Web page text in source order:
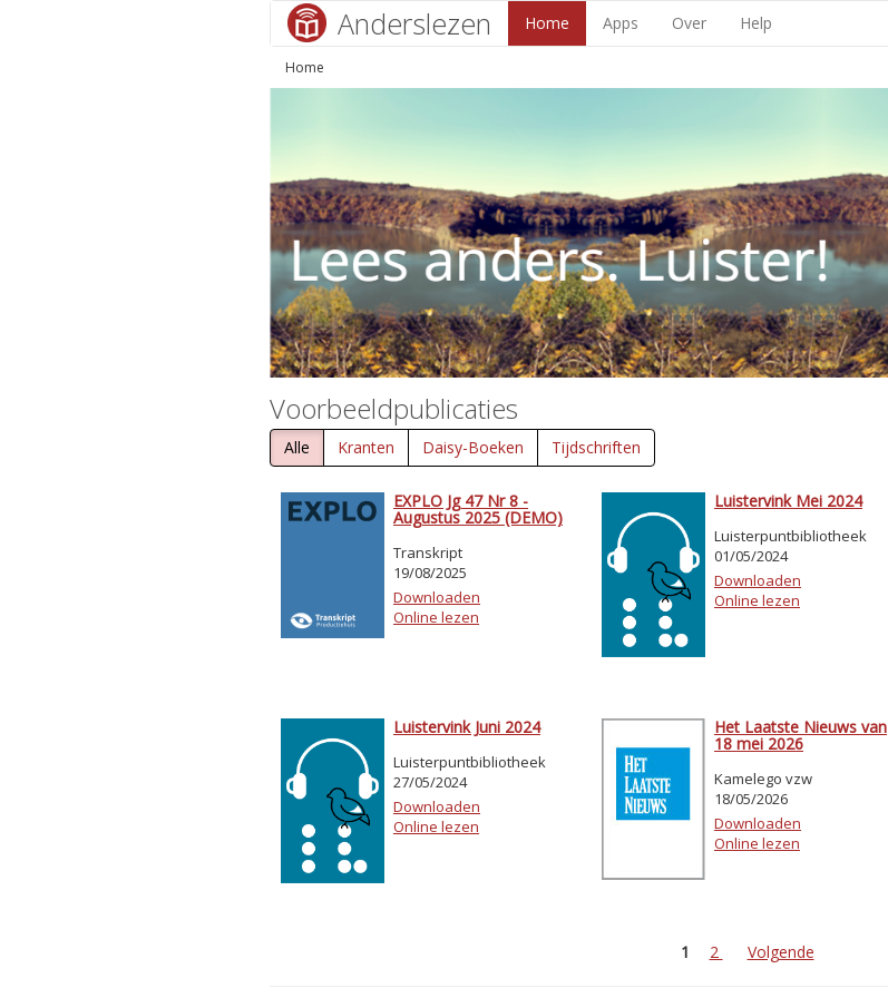
Anderslezen Home Apps Over Help
Home
Voorbeeldpublicaties
Alle Kranten Daisy-Boeken Tijdschriften
EXPLO Jg 47 Nr 8 -
Augustus 2025 (DEMO)
Transkript
19/08/2025
Downloaden
Online lezen
Luistervink Mei 2024
Luisterpuntbibliotheek
01/05/2024
Downloaden
Online lezen
Luistervink Juni 2024
Luisterpuntbibliotheek
27/05/2024
Downloaden
Online lezen
Het Laatste Nieuws van
18 mei 2026
Kamelego vzw
18/05/2026
Downloaden
Online lezen
1 2 Volgende